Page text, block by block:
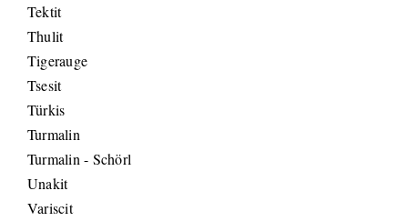
Tektit
Thulit
Tigerauge
Tsesit
Türkis
Turmalin
Turmalin - Schörl
Unakit
Variscit